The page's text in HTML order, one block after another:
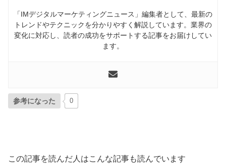
「IMデジタルマーケティングニュース」編集者として、最新の
トレンドやテクニックを分かりやすく解説しています。業界の
変化に対応し、読者の成功をサポートする記事をお届けしてい
ます。
参考になった 0
この記事を読んだ人はこんな記事も読んでいます